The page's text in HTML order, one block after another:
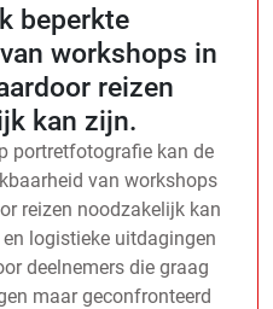
beperkte
workshops in
reizen
kan zijn.
portretfotografie kan de
van workshops
reizen noodzakelijk kan
logistieke uitdagingen
deelnemers die graag
maar geconfronteerd